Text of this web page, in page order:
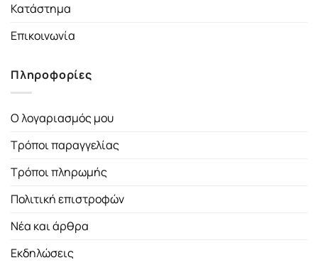
Κατάστημα
Επικοινωνία
Πληροφορίες
Ο λογαριασμός μου
Τρόποι παραγγελίας
Τρόποι πληρωμής
Πολιτική επιστροφών
Νέα και άρθρα
Εκδηλώσεις